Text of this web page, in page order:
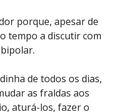
porque, apesar de
tempo a discutir com
de todos os dias,
as fraldas aos
aturá-los, fazer o